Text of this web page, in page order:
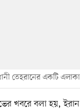
তেহরানের একটি
খবরে বলা হয়,